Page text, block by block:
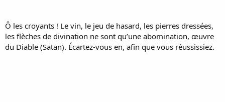
Ô les croyants ! Le vin, le jeu de hasard, les pierres dressées,
les flèches de divination ne sont qu’une abomination, œuvre
du Diable (Satan). Écartez-vous en, afin que vous réussissiez.